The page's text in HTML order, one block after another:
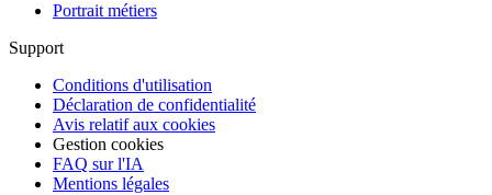
Portrait métiers
Support
Conditions d'utilisation
Déclaration de confidentialité
Avis relatif aux cookies
Gestion cookies
FAQ sur l'IA
Mentions légales